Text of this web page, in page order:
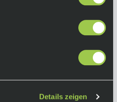
Details zeigen